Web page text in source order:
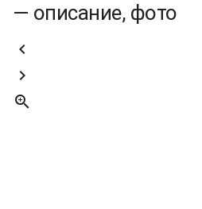
— описание, фото


